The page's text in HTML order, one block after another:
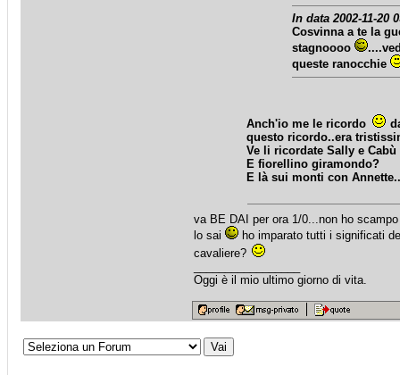
In data 2002-11-20
Cosvinna a te la
stagnoooo
queste ranocchie
Anch'io me le ricordo
questo ricordo..era
Ve li ricordate Sally e
E fiorellino giramondo?
E là sui monti con
va BE DAI per ora 1/0...non ho
lo sai
ho imparato tutti i significati
cavaliere?
Oggi è il mio ultimo giorno di vita.